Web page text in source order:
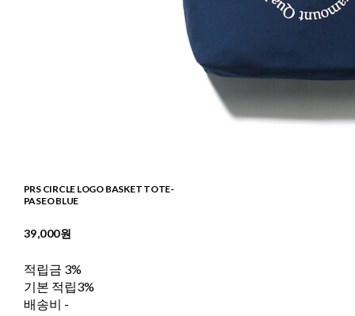
PRS CIRCLE LOGO BASKET TOTE-
PASEO BLUE
39,000원
적립금 3%
기본 적립3%
배송비 -